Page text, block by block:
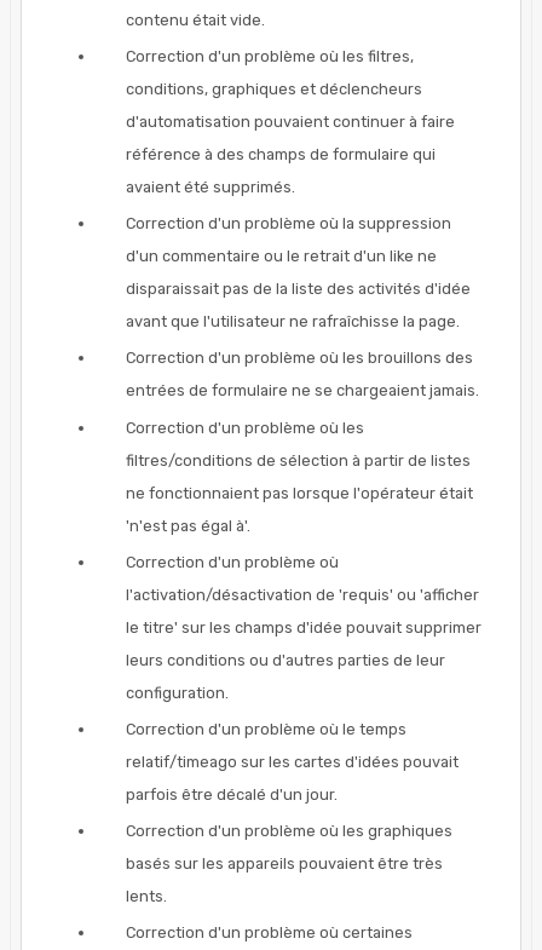
contenu était vide.
Correction d'un problème où les filtres,
conditions, graphiques et déclencheurs
d'automatisation pouvaient continuer à faire
référence à des champs de formulaire qui
avaient été supprimés.
Correction d'un problème où la suppression
d'un commentaire ou le retrait d'un like ne
disparaissait pas de la liste des activités d'idée
avant que l'utilisateur ne rafraîchisse la page.
Correction d'un problème où les brouillons des
entrées de formulaire ne se chargeaient jamais.
Correction d'un problème où les
filtres/conditions de sélection à partir de listes
ne fonctionnaient pas lorsque l'opérateur était
'n'est pas égal à'.
Correction d'un problème où
l'activation/désactivation de 'requis' ou 'afficher
le titre' sur les champs d'idée pouvait supprimer
leurs conditions ou d'autres parties de leur
configuration.
Correction d'un problème où le temps
relatif/timeago sur les cartes d'idées pouvait
parfois être décalé d'un jour.
Correction d'un problème où les graphiques
basés sur les appareils pouvaient être très
lents.
Correction d'un problème où certaines